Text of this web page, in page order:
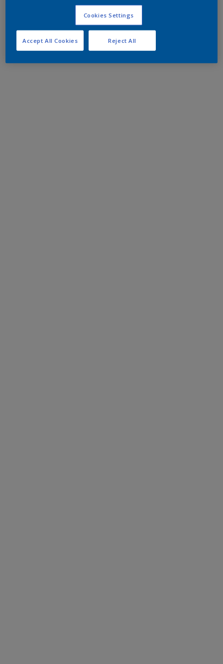
Cookies Settings
Reject All
Accept All Cookies